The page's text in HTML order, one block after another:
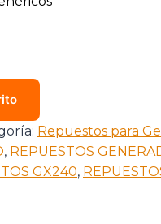
Repuestos para
, REPUESTOS
GX240,